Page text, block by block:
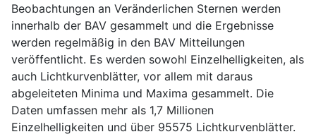
Beobachtungen an Veränderlichen Sternen werden
innerhalb der BAV gesammelt und die Ergebnisse
werden regelmäßig in den BAV Mitteilungen
veröffentlicht. Es werden sowohl Einzelhelligkeiten, als
auch Lichtkurvenblätter, vor allem mit daraus
abgeleiteten Minima und Maxima gesammelt. Die
Daten umfassen mehr als 1,7 Millionen
Einzelhelligkeiten und über 95575 Lichtkurvenblätter.